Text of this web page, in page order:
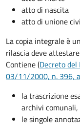
atto di nascita
atto di unione
La copia integrale è
rilascia deve
Contiene (Decreto
03/11/2000, n. 396,
la trascrizione
archivi
le singole